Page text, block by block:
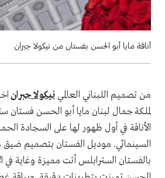
أناقة مايا أبو الحسن بفستان من نيكولا جبران
من تصميم اللبناني العالمي نيكولا جبران
لملكة جمال لبنان مايا أبو الحسن فستان
الأناقة في أول ظهور لها على السجادة
السينمائي. موديل الفستان بتصميم ضيق
بالفستان السترابلس أتت مميزة وغاية في